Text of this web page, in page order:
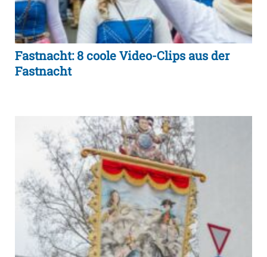
Fastnacht: 8 coole Video-Clips aus der
Fastnacht